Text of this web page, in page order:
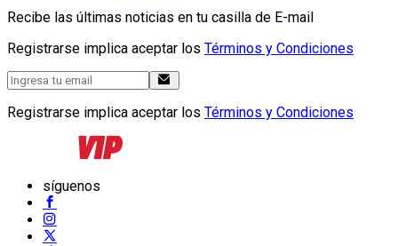
Recibe las últimas noticias en tu casilla de E-mail
Registrarse implica aceptar los Términos y Condiciones
Registrarse implica aceptar los Términos y Condiciones
síguenos